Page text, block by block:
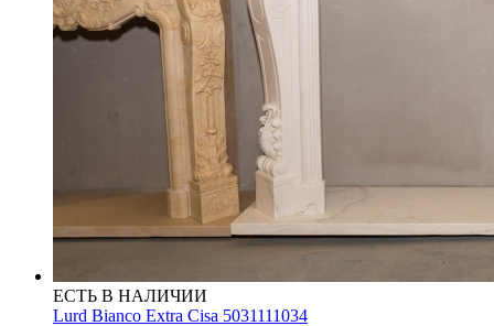
ЕСТЬ В НАЛИЧИИ
Lurd Bianco Extra Cisa 5031111034